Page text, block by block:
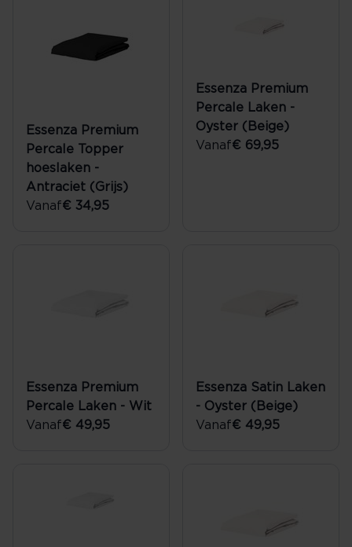
Essenza Premium
Percale Topper
hoeslaken -
Antraciet (Grijs)
Vanaf€ 34,95
Essenza Premium
Percale Laken -
Oyster (Beige)
Vanaf€ 69,95
Essenza Premium
Percale Laken - Wit
Vanaf€ 49,95
Essenza Satin Laken
- Oyster (Beige)
Vanaf€ 49,95